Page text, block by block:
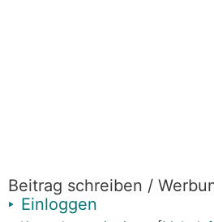
Beitrag schreiben /
Einloggen